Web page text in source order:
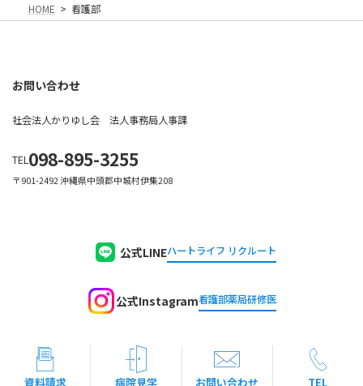
HOME 看護部
お問い合わせ
社会法人かりゆし会 法人事務局人事課
TEL098-895-3255
〒901-2492 沖縄県中頭郡中城村伊集208
公式LINEハートライフ リクルート
公式Instagram看護部薬局研修医
プライバシーポリシー コンテンツの利用について
Copyright © 社会医療法人かりゆし会 All Rights Reserved.
資料請求 病院見学 お問い合わせ TEL